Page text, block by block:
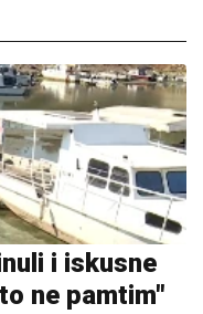
i iskusne
ne pamtim"